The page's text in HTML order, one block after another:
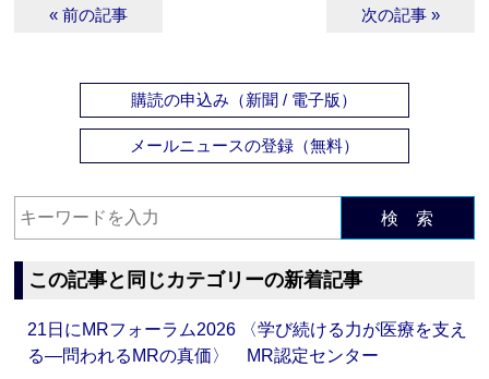
« 前の記事 次の記事 »
購読の申込み（新聞 / 電子版）
メールニュースの登録（無料）
検 索
この記事と同じカテゴリーの新着記事
21日にMRフォーラム2026 〈学び続ける力が医療を支え
る―問われるMRの真価〉 MR認定センター